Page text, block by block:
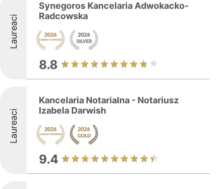
Laureaci
Synegoros Kancelaria Adwokacko-
Radcowska
8.8
Laureaci
Kancelaria Notarialna - Notariusz
Izabela Darwish
9.4